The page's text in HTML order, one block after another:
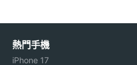
理器
熱門手機
iPhone 17